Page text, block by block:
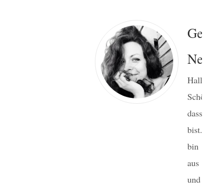
Gesa
Hallo!
Schön,
dass du
bist.
bin
aus
und